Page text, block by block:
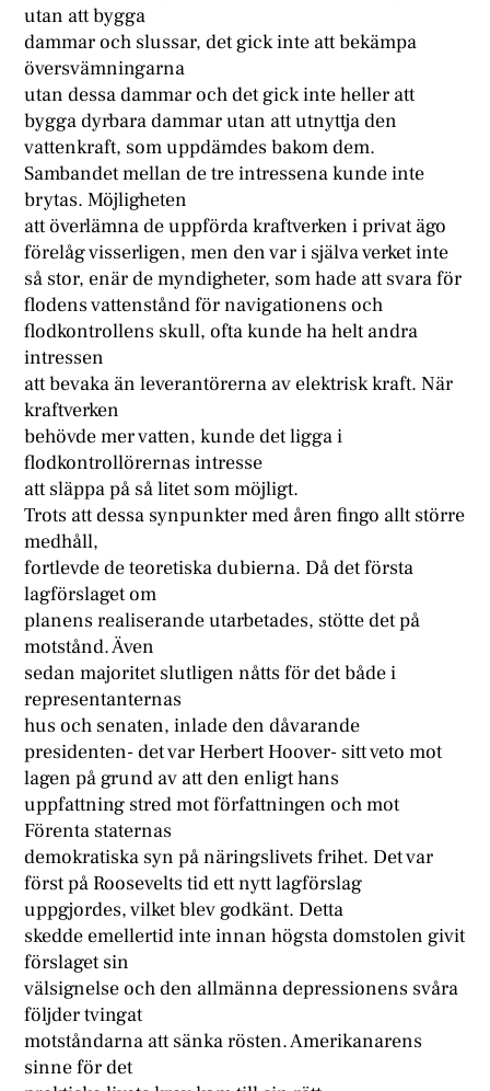
utan att bygga
dammar och slussar, det gick inte att bekämpa
översvämningarna
utan dessa dammar och det gick inte heller att
bygga dyrbara dammar utan att utnyttja den
vattenkraft, som uppdämdes bakom dem.
Sambandet mellan de tre intressena kunde inte
brytas. Möjligheten
att överlämna de uppförda kraftverken i privat ägo
förelåg visserligen, men den var i själva verket inte
så stor, enär de myndigheter, som hade att svara för
flodens vattenstånd för navigationens och
flodkontrollens skull, ofta kunde ha helt andra
intressen
att bevaka än leverantörerna av elektrisk kraft. När
kraftverken
behövde mer vatten, kunde det ligga i
flodkontrollörernas intresse
att släppa på så litet som möjligt.
Trots att dessa synpunkter med åren fingo allt större
medhåll,
fortlevde de teoretiska dubierna. Då det första
lagförslaget om
planens realiserande utarbetades, stötte det på
motstånd. Även
sedan majoritet slutligen nåtts för det både i
representanternas
hus och senaten, inlade den dåvarande
presidenten- det var Herbert Hoover- sitt veto mot
lagen på grund av att den enligt hans
uppfattning stred mot författningen och mot
Förenta staternas
demokratiska syn på näringslivets frihet. Det var
först på Roosevelts tid ett nytt lagförslag
uppgjordes, vilket blev godkänt. Detta
skedde emellertid inte innan högsta domstolen givit
förslaget sin
välsignelse och den allmänna depressionens svåra
följder tvingat
motståndarna att sänka rösten. Amerikanarens
sinne för det